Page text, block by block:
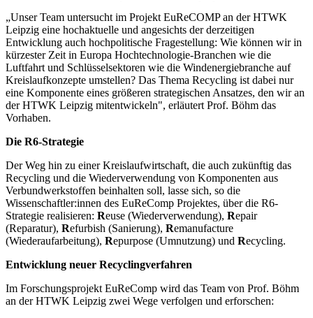
„Unser Team untersucht im Projekt EuReCOMP an der HTWK
Leipzig eine hochaktuelle und angesichts der derzeitigen
Entwicklung auch hochpolitische Fragestellung: Wie können wir in
kürzester Zeit in Europa Hochtechnologie-Branchen wie die
Luftfahrt und Schlüsselsektoren wie die Windenergiebranche auf
Kreislaufkonzepte umstellen? Das Thema Recycling ist dabei nur
eine Komponente eines größeren strategischen Ansatzes, den wir an
der HTWK Leipzig mitentwickeln", erläutert Prof. Böhm das
Vorhaben.
Die R6-Strategie
Der Weg hin zu einer Kreislaufwirtschaft, die auch zukünftig das
Recycling und die Wiederverwendung von Komponenten aus
Verbundwerkstoffen beinhalten soll, lasse sich, so die
Wissenschaftler:innen des EuReComp Projektes, über die R6-
Strategie realisieren: Reuse (Wiederverwendung), Repair
(Reparatur), Refurbish (Sanierung), Remanufacture
(Wiederaufarbeitung), Repurpose (Umnutzung) und Recycling.
Entwicklung neuer Recyclingverfahren
Im Forschungsprojekt EuReComp wird das Team von Prof. Böhm
an der HTWK Leipzig zwei Wege verfolgen und erforschen: